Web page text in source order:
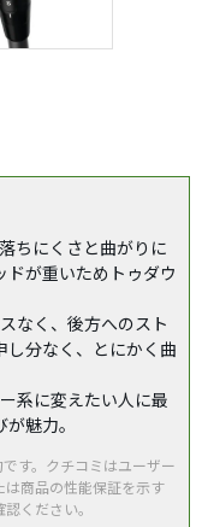
ちにくさと曲がりに
ドが重いためトゥダウ
なく、後方へのスト
し分なく、とにかく曲
系に変えたい人に最
魅力。
す。クチコミはユーザー
商品の性能保証を示す
ください。